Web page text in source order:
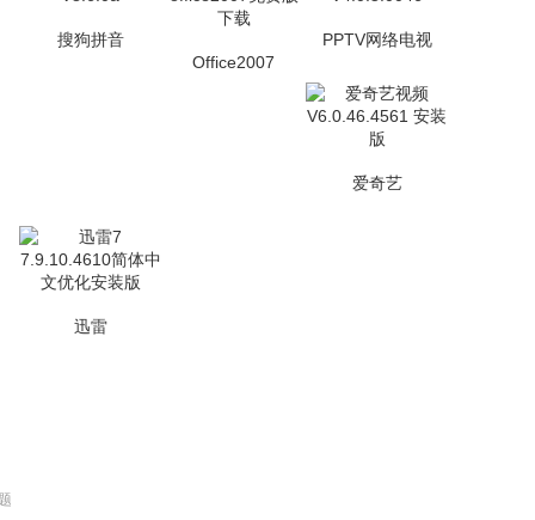
搜狗拼音
Office2007
PPTV网络电视
爱奇艺
迅雷